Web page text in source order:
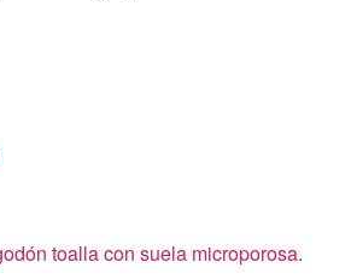
toalla con suela microporosa.